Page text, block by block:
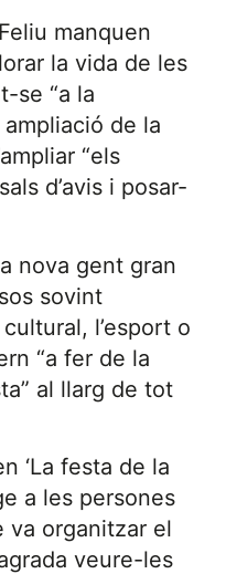
manquen
la vida de les
se “a la
de la
“els
d’avis i posar-
nova gent gran
sovint
l’esport o
“a fer de la
al llarg de tot
‘La festa de la
a les persones
va organitzar el
veure-les